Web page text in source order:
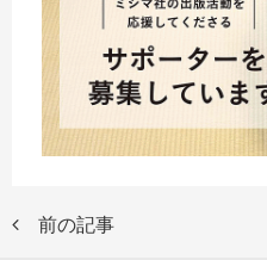
前の記事